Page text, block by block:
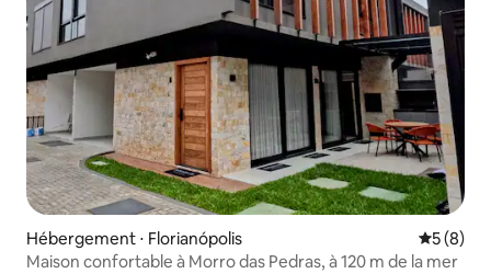
Hébergement ⋅ Florianópolis
5 (8)
Maison confortable à Morro das Pedras, à 120 m de la mer